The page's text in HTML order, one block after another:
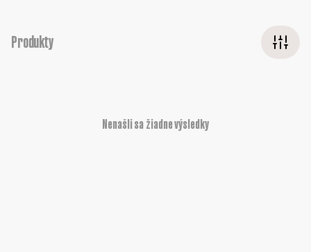
Produkty
Nenašli sa žiadne výsledky